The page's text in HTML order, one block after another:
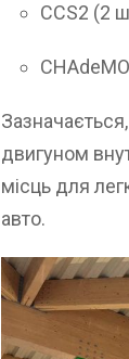
CCS2 (2
двигуном
місць для
авто.